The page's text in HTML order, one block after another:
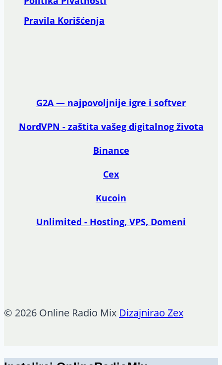
Pravila Korišćenja
G2A — najpovoljnije igre i softver
NordVPN - zaštita vašeg digitalnog života
Binance
Cex
Kucoin
Unlimited - Hosting, VPS, Domeni
© 2026 Online Radio Mix Dizajnirao Zex